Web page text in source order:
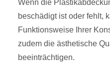
Wenn die
beschädigt ist oder fehlt,
Funktionsweise Ihrer
zudem die ästhetische
beeinträchtigen.